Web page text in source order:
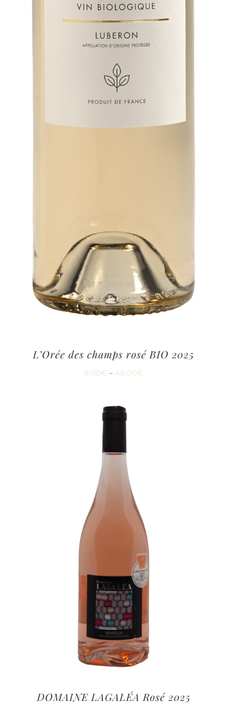
L’Orée des champs rosé BIO 2025
8,00€ – 48,00€
DOMAINE LAGALÉA Rosé 2025